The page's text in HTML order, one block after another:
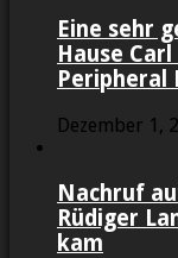
Eine sehr
Hause
Peripheral
Dezember 1,
Nachruf
Rüdiger
kam